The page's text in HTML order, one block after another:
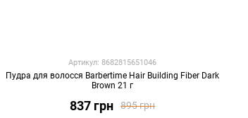
Артикул: 8682815651046
Пудра для волосся Barbertime Hair Building Fiber Dark
Brown 21 г
895 грн
837 грн